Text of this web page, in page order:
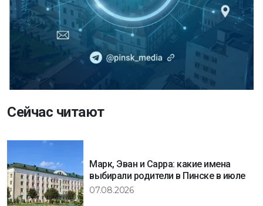
Сейчас читают
Марк, Эван и Сарра: какие имена
выбирали родители в Пинске в июле
07.08.2026